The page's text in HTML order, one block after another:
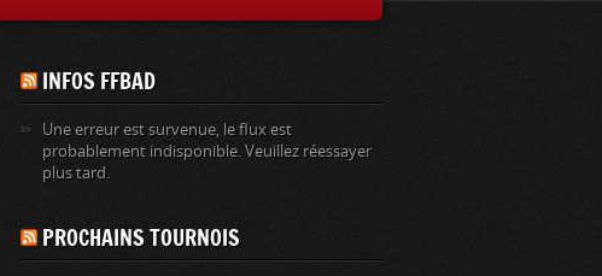
INFOS FFBAD
Une erreur est survenue, le flux est
probablement indisponible. Veuillez réessayer
plus tard.
PROCHAINS TOURNOIS